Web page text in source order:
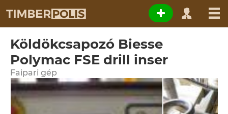
Köldökcsapozó Biesse
Polymac FSE drill inser
Faipari gép